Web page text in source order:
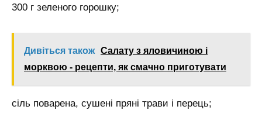
300 г зеленого горошку;
Дивіться також Салату з яловичиною і
морквою - рецепти, як смачно приготувати
сіль поварена, сушені пряні трави і перець;